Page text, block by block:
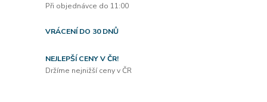
Při objednávce do 11:00
VRÁCENÍ DO 30 DNŮ
NEJLEPŠÍ CENY V ČR!
Držíme nejnižší ceny v ČR